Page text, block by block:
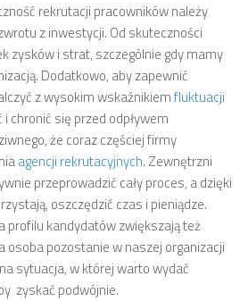
rekrutacji pracowników należy
z inwestycji. Od skuteczności
zysków i strat, szczególnie gdy mamy
Dodatkowo, aby zapewnić
z wysokim wskaźnikiemfluktuacji
chronić się przed odpływem
że coraz częściej firmy
agencji rekrutacyjnych. Zewnętrzni
przeprowadzić cały proces, a dzięki
oszczędzić czas i pieniądze.
profilu kandydatów zwiększają też
osoba pozostanie w naszej organizacji
sytuacja, w której warto wydać
zyskać podwójnie.